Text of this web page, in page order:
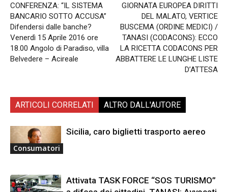
CONFERENZA: “IL SISTEMA
BANCARIO SOTTO ACCUSA”
Difendersi dalle banche?
Venerdì 15 Aprile 2016 ore
18.00 Angolo di Paradiso, villa
Belvedere – Acireale
GIORNATA EUROPEA DIRITTI
DEL MALATO, VERTICE
BUSCEMA (ORDINE MEDICI) /
TANASI (CODACONS): ECCO
LA RICETTA CODACONS PER
ABBATTERE LE LUNGHE LISTE
D’ATTESA
ARTICOLI CORRELATI ALTRO DALL'AUTORE
Consumatori
Sicilia, caro biglietti trasporto aereo
Attivata TASK FORCE “SOS TURISMO”